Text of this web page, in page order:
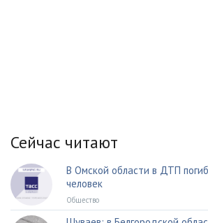
Сейчас читают
В Омской области в ДТП погиб
человек
Общество